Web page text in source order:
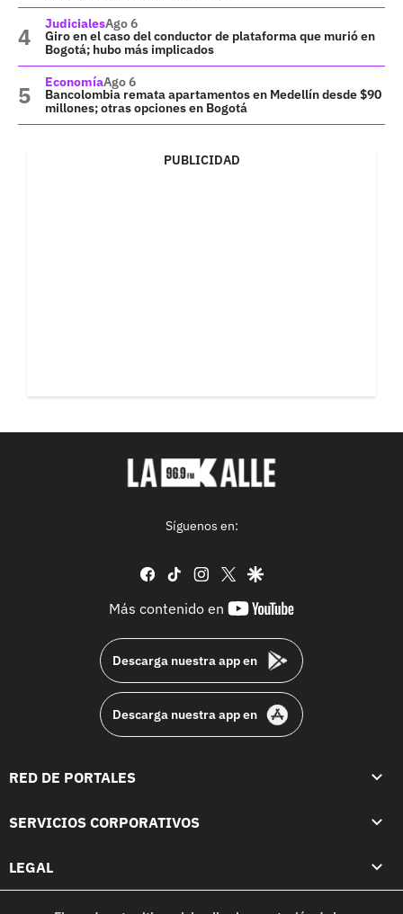
JudicialesAgo 6
Giro en el caso del conductor de plataforma que murió en
Bogotá; hubo más implicados
EconomíaAgo 6
Bancolombia remata apartamentos en Medellín desde $90
millones; otras opciones en Bogotá
PUBLICIDAD
Síguenos en:
facebook
tiktok instagram
twittergoogle
Más contenido en
youtube-
Descarga nuestra app en
Descarga nuestra app en
RED DE PORTALES
SERVICIOS CORPORATIVOS
LEGAL